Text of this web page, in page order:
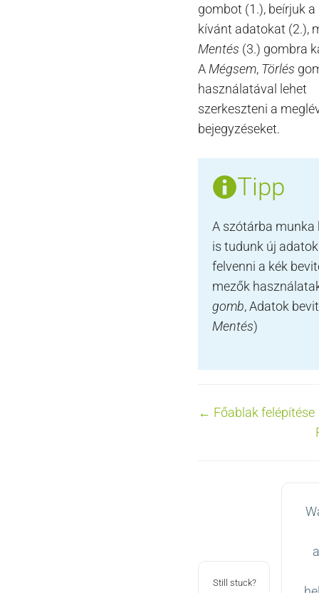
gombot (1.), beírjuk
kívánt adatokat (2.),
Mentés (3.) gombra
A Mégsem, Törlés
használatával lehet
szerkeszteni a
bejegyzéseket.
Tipp
A szótárba munka
is tudunk új
felvenni a kék
mezők
gomb, Adatok
Mentés)
Doc
← Főablak felépítése
Still stuck?